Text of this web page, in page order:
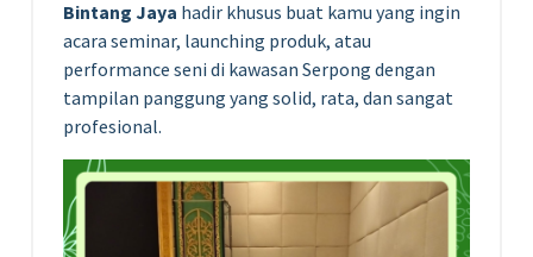
Bintang Jaya hadir khusus buat kamu yang ingin
acara seminar, launching produk, atau
performance seni di kawasan Serpong dengan
tampilan panggung yang solid, rata, dan sangat
profesional.